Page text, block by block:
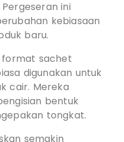
ini
kebiasaan
baru.
sachet
digunakan untuk
cair. Mereka
bentuk
tongkat.
semakin